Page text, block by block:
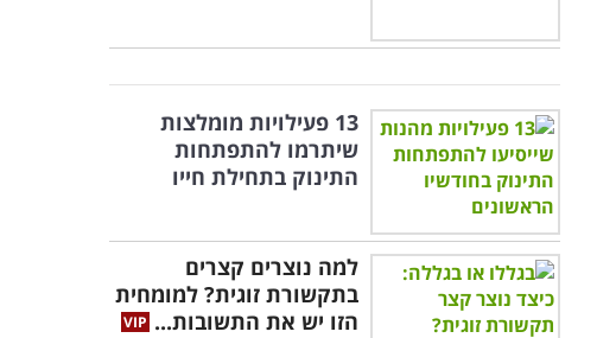
13 פעילויות מומלצות
שיתרמו להתפתחות
התינוק בתחילת חייו
למה נוצרים קצרים
בתקשורת זוגית? למומחית
הזו יש את התשובות...